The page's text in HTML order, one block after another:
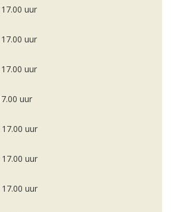
uur
uur
uur
uur
uur
uur
uur